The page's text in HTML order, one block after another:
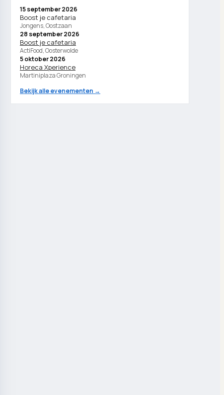
15 september 2026
Boost je cafetaria
Jongens, Oostzaan
28 september 2026
Boost je cafetaria
ActiFood, Oosterwolde
5 oktober 2026
Horeca Xperience
Martiniplaza Groningen
Bekijk alle evenementen →